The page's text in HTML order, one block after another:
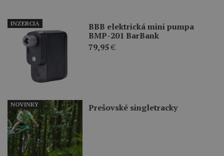
BBB elektrická mini pumpa
BMP-201 BarBank
79,95€
INZERCIA
Prešovské singletracky
NOVINKY